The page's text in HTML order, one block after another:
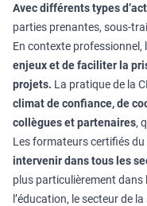
Avec différents types
parties prenantes, sous-
En contexte professionnel,
enjeux et de faciliter la
projets. La pratique de la
climat de confiance, de
collègues et partenaires,
Les formateurs certifiés
intervenir dans tous les
plus particulièrement dans
l’éducation, le secteur de